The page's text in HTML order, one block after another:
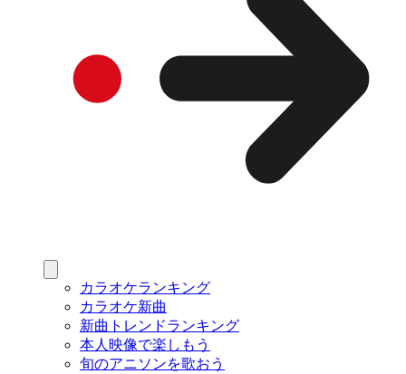
カラオケランキング
カラオケ新曲
新曲トレンドランキング
本人映像で楽しもう
旬のアニソンを歌おう